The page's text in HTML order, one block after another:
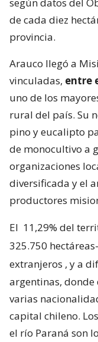
de cada diez
provincia.
Arauco llegó a
vinculadas, entre
uno de los
rural del país. Su
pino y eucalipto
de monocultivo a
organizaciones
diversificada y el
productores
El 11,29% del
325.750
extranjeros , y a
argentinas,
varias
capital chileno.
el río Paraná son